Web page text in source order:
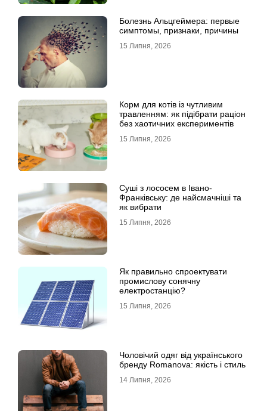
Болезнь Альцгеймера: первые
симптомы, признаки, причины
15 Липня, 2026
Корм для котів із чутливим
травленням: як підібрати раціон
без хаотичних експериментів
15 Липня, 2026
Суші з лососем в Івано-
Франківську: де найсмачніші та
як вибрати
15 Липня, 2026
Як правильно спроектувати
промислову сонячну
електростанцію?
15 Липня, 2026
Чоловічий одяг від українського
бренду Romanova: якість і стиль
14 Липня, 2026